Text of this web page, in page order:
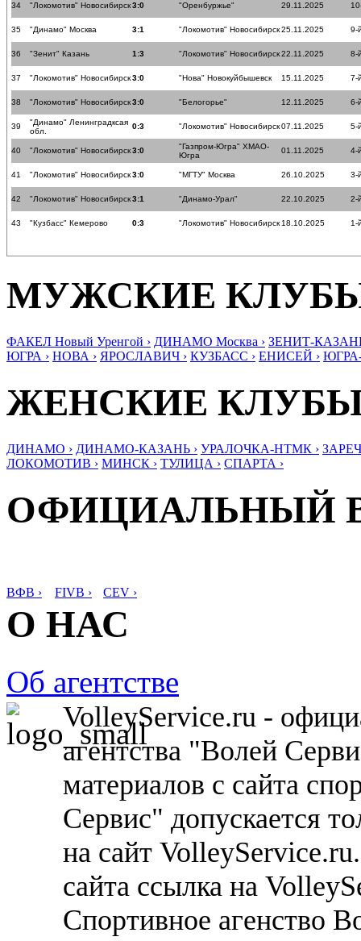
34 "Локомотив" Новосибирск3:0 "Оренбуржье" 29.11.2025
35 "Динамо" Москва 3:1 "Локомотив" Новосибирск25.11.2025 9-
36 "Зенит" Казань 1:3 "Локомотив" Новосибирск22.11.2025 8-
37 "Локомотив" Новосибирск3:0 "Нова" Новокуйбышевск 15.11.2025 7-
38 "Локомотив" Новосибирск3:0 "Белогорье" 12.11.2025 6-
39
"Динамо" Ленинградксая
обл.
0:3 "Локомотив" Новосибирск07.11.2025 5-
40 "Локомотив" Новосибирск3:0
"Газпром-Югра" ХМАО-
Югра
01.11.2025 4-
41 "Локомотив" Новосибирск3:0 "МГТУ" Москва 26.10.2025 3-
42 "Локомотив" Новосибирск3:1 "Динамо-Урал" 22.10.2025 2-
43 "Кузбасс" Кемерово 0:3 "Локомотив" Новосибирск 18.10.2025 1-
МУЖСКИЕ
ФАКЕЛ Новый Уренгой › ДИНАМО Москва › ЗЕНИТ-
ЮГРА › НОВА › ЯРОСЛАВИЧ › КУЗБАСС › ЕНИСЕЙ ›
ЖЕНСКИЕ
ДИНАМО › ДИНАМО-КАЗАНЬ › УРАЛОЧКА-НТМК ›
ЛОКОМОТИВ › МИНСК › ТУЛИЦА › СПАРТА ›
ОФИЦИАЛЬНЫЙ
ВФВ › FIVB › CEV ›
О НАС
Об агентстве
VolleyService.ru -
агентства "Волей
материалов с сайта
Сервис" допускается
на сайт
сайта ссылка на
Спортивное агенство